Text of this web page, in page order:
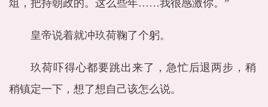
俎，把持朝政的。这么些年……我很感激你。”
皇帝说着就冲玖荷鞠了个躬。
玖荷吓得心都要跳出来了，急忙后退两步，稍
稍镇定一下，想了想自己该怎么说。